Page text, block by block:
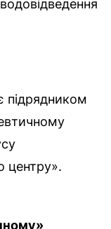
підрядником
центру».